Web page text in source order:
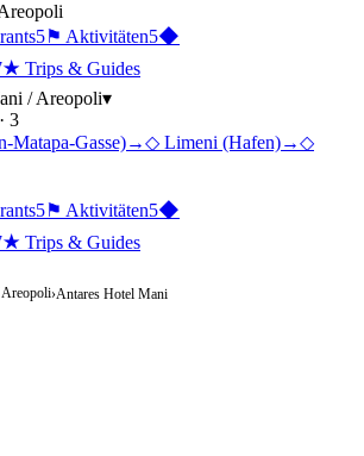
5⚑ Aktivitäten5◆
★ Trips & Guides
/ Areopoli▾
· 3
Matapa-Gasse)→◇ Limeni (Hafen)→◇
5⚑ Aktivitäten5◆
★ Trips & Guides
›Antares Hotel Mani